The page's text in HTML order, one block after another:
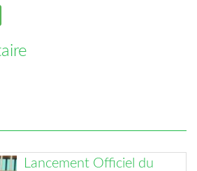
Lancement Officiel du